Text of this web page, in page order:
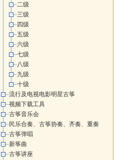
二级
三级
四级
五级
六级
七级
八级
九级
十级
流行及电视电影明星古筝
视频下载工具
古筝音乐会
民乐合奏、古筝协奏、齐奏、重奏
古筝弹唱
新筝曲
古筝讲座